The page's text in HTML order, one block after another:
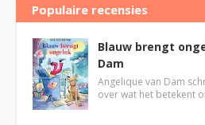
Populaire recensies
Blauw brengt
Dam
Angelique van Dam
over wat het betekent